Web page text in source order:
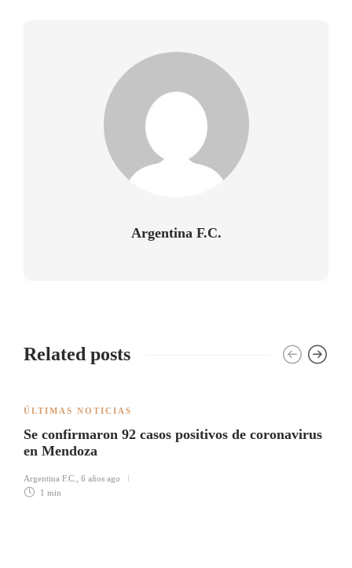
Argentina F.C.
Related posts
ÚLTIMAS NOTICIAS
Se confirmaron 92 casos positivos de coronavirus
en Mendoza
Argentina F.C.
6 años ago
1 min